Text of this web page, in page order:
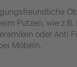
Putzen, wie
oder Anti
Möbeln.